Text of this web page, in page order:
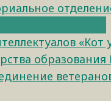
«Кот
образования